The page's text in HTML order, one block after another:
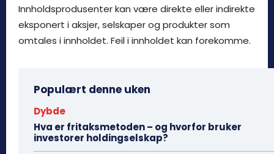
Innholdsprodusenter kan være direkte eller indirekte
eksponert i aksjer, selskaper og produkter som
omtales i innholdet. Feil i innholdet kan forekomme.
Populært denne uken
Dybde
Hva er fritaksmetoden – og hvorfor bruker
investorer holdingselskap?